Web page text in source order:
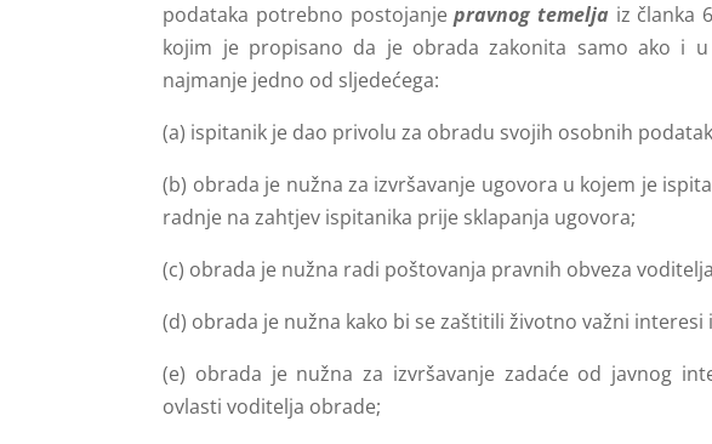
podataka potrebno postojanjepravnog temelja iz članka
kojim je propisano da je obrada zakonita samo ako i
najmanje jedno od sljedećega:
(a) ispitanik je dao privolu za obradu svojih osobnih
(b) obrada je nužna za izvršavanje ugovora u kojem je
radnje na zahtjev ispitanika prije sklapanja ugovora;
(c) obrada je nužna radi poštovanja pravnih obveza
(d) obrada je nužna kako bi se zaštitili životno važni
(e) obrada je nužna za izvršavanje zadaće od javnog
ovlasti voditelja obrade;